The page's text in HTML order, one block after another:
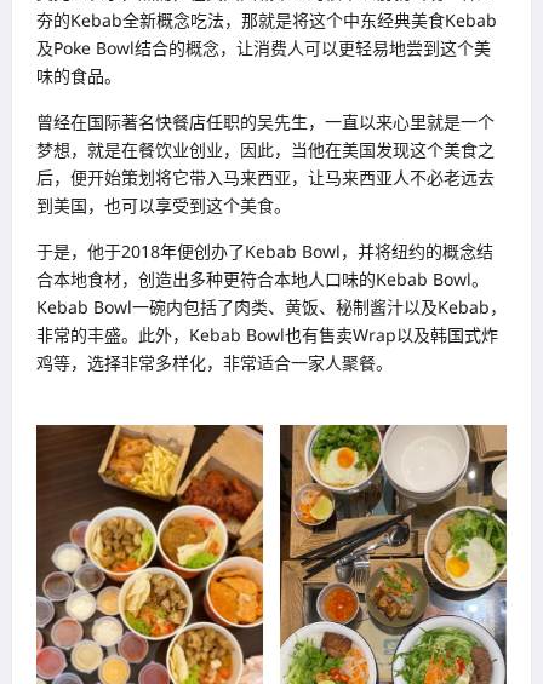
夯的Kebab全新概念吃法，那就是将这个中东经典美食Kebab
及Poke Bowl结合的概念，让消费人可以更轻易地尝到这个美
味的食品。
曾经在国际著名快餐店任职的吴先生，一直以来心里就是一个
梦想，就是在餐饮业创业，因此，当他在美国发现这个美食之
后，便开始策划将它带入马来西亚，让马来西亚人不必老远去
到美国，也可以享受到这个美食。
于是，他于2018年便创办了Kebab Bowl，并将纽约的概念结
合本地食材，创造出多种更符合本地人口味的Kebab Bowl。
Kebab Bowl一碗内包括了肉类、黄饭、秘制酱汁以及Kebab，
非常的丰盛。此外，Kebab Bowl也有售卖Wrap以及韩国式炸
鸡等，选择非常多样化，非常适合一家人聚餐。